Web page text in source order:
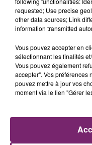
requested; Use precise
other data sources; Link
information transmitted
Vous pouvez accepter en
sélectionnant les finalités
Vous pouvez également
accepter". Vos préférences
pouvez mettre à jour vos
moment via le lien "Gérer